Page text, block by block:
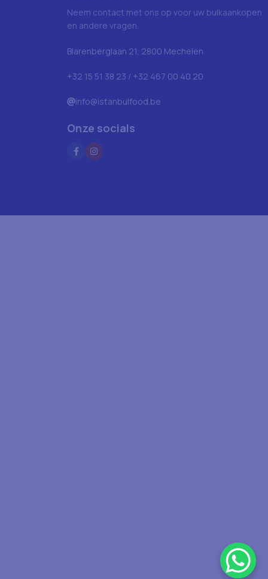
Neem contact met ons op voor uw bulkaankopen
en andere vragen.
Blarenberglaan 21, 2800 Mechelen
+32 15 51 38 23 / +32 467 00 40 20
info@istanbulfood.be
Onze socials